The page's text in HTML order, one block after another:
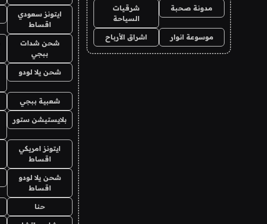
مدونة صحبة
شرقيات
السياحة
موسوعة انوار اشراق الأرباح
ايتونز سعودي
اقساط
شحن شدات
ببجي
شحن يلا لودو
شعبية ببجي
بلايستيشن ستور
ايتونز امريكي
اقساط
شحن يلا لودو
اقساط
حنا